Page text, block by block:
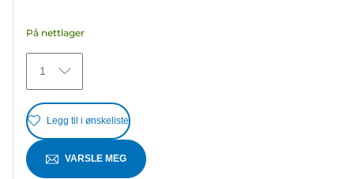
12
omtaler
På nettlager
1
Legg til i ønskeliste
VARSLE MEG